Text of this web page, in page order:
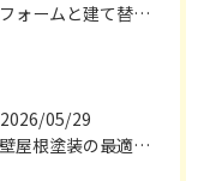
リフォームと建て替えの費用と注意点完全解説
2026/05/29
外壁屋根塗装の最適メンテナンス時期